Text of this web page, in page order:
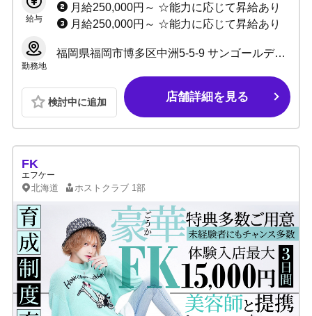
給与
月給250,000円～ ☆能力に応じて昇給あり
月給250,000円～ ☆能力に応じて昇給あり
勤務地
福岡県福岡市博多区中洲5-5-9 サンゴールデンビル3F
検討中に追加 店舗詳細を見る
FK
エフケー
北海道 ホストクラブ 1部